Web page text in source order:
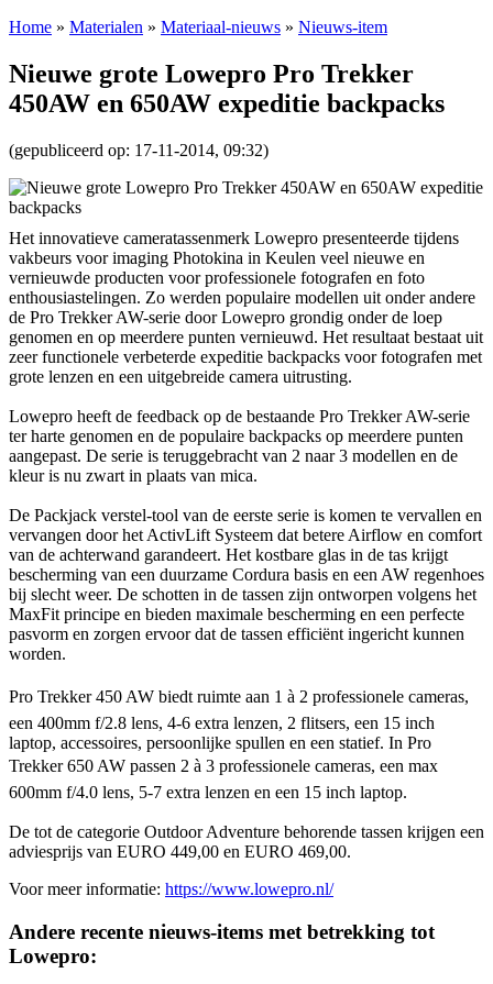
Home » Materialen » Materiaal-nieuws » Nieuws-item
Nieuwe grote Lowepro Pro Trekker
450AW en 650AW expeditie backpacks
(gepubliceerd op: 17-11-2014, 09:32)
Het innovatieve cameratassenmerk Lowepro presenteerde tijdens
vakbeurs voor imaging Photokina in Keulen veel nieuwe en
vernieuwde producten voor professionele fotografen en foto
enthousiastelingen. Zo werden populaire modellen uit onder andere
de Pro Trekker AW-serie door Lowepro grondig onder de loep
genomen en op meerdere punten vernieuwd. Het resultaat bestaat uit
zeer functionele verbeterde expeditie backpacks voor fotografen met
grote lenzen en een uitgebreide camera uitrusting.
Lowepro heeft de feedback op de bestaande Pro Trekker AW-serie
ter harte genomen en de populaire backpacks op meerdere punten
aangepast. De serie is teruggebracht van 2 naar 3 modellen en de
kleur is nu zwart in plaats van mica.
De Packjack verstel-tool van de eerste serie is komen te vervallen en
vervangen door het ActivLift Systeem dat betere Airflow en comfort
van de achterwand garandeert. Het kostbare glas in de tas krijgt
bescherming van een duurzame Cordura basis en een AW regenhoes
bij slecht weer. De schotten in de tassen zijn ontworpen volgens het
MaxFit principe en bieden maximale bescherming en een perfecte
pasvorm en zorgen ervoor dat de tassen efficiënt ingericht kunnen
worden.
Pro Trekker 450 AW biedt ruimte aan 1 à 2 professionele cameras,
een 400mm f/2.8 lens, 4-6 extra lenzen, 2 flitsers, een 15 inch
laptop, accessoires, persoonlijke spullen en een statief. In Pro
Trekker 650 AW passen 2 à 3 professionele cameras, een max
600mm f/4.0 lens, 5-7 extra lenzen en een 15 inch laptop.
De tot de categorie Outdoor Adventure behorende tassen krijgen een
adviesprijs van EURO 449,00 en EURO 469,00.
Voor meer informatie: https://www.lowepro.nl/
Andere recente nieuws-items met betrekking tot
Lowepro: